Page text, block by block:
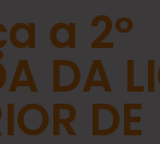
a 2º
DA
DE